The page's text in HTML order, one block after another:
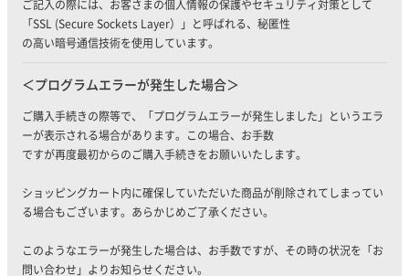
ご記入の際には、お客さまの個人情報の保護やセキュリティ対策として
「SSL (Secure Sockets Layer）」と呼ばれる、秘匿性
の高い暗号通信技術を使用しています。
プログラムエラーが発生した場合
ご購入手続きの際等で、「プログラムエラーが発生しました」というエラ
ーが表示される場合があります。この場合、お手数
ですが再度最初からのご購入手続きをお願いいたします。
ショッピングカート内に確保していただいた商品が削除されてしまってい
る場合もございます。あらかじめご了承ください。
このようなエラーが発生した場合は、お手数ですが、その時の状況を「お
問い合わせ」よりお知らせください。